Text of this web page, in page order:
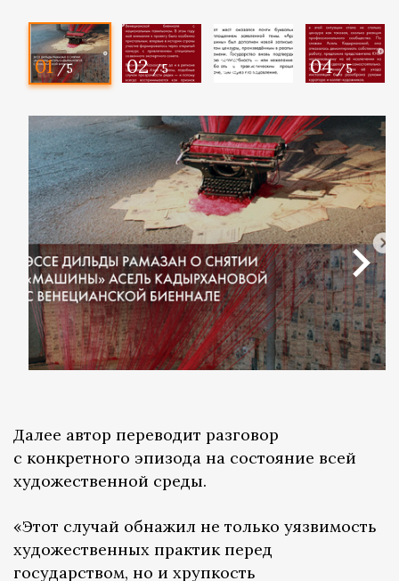
01 /5 02 /5 03 /5 04 /5
Далее автор переводит разговор
с конкретного эпизода на состояние всей
художественной среды.
«Этот случай обнажил не только уязвимость
художественных практик перед
государством, но и хрупкость